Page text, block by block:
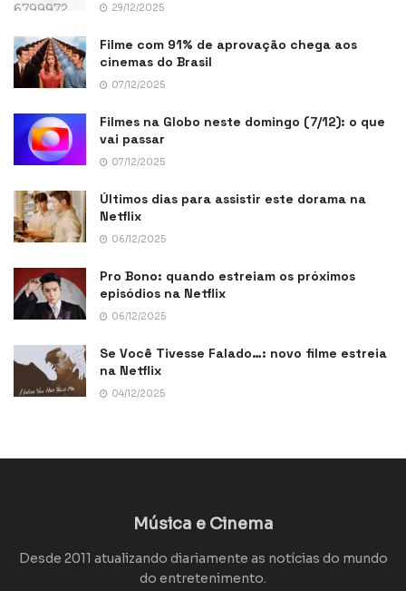
29/12/2025
Filme com 91% de aprovação chega aos
cinemas do Brasil
07/12/2025
Filmes na Globo neste domingo (7/12): o que
vai passar
07/12/2025
Últimos dias para assistir este dorama na
Netflix
06/12/2025
Pro Bono: quando estreiam os próximos
episódios na Netflix
06/12/2025
Se Você Tivesse Falado…: novo filme estreia
na Netflix
04/12/2025
Música e Cinema
Desde 2011 atualizando diariamente as notícias do mundo
do entretenimento.